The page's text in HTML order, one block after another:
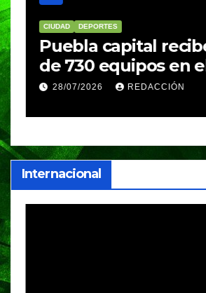
CIUDAD DEPORTES
Puebla capital
de 730 equipos en
Festival Máster de
28/07/2026 REDACCIÓN
Internacional